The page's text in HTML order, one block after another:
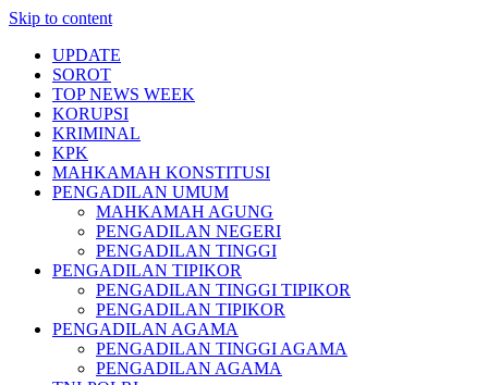
Skip to content
UPDATE
SOROT
TOP NEWS WEEK
KORUPSI
KRIMINAL
KPK
MAHKAMAH KONSTITUSI
PENGADILAN UMUM
MAHKAMAH AGUNG
PENGADILAN NEGERI
PENGADILAN TINGGI
PENGADILAN TIPIKOR
PENGADILAN TINGGI TIPIKOR
PENGADILAN TIPIKOR
PENGADILAN AGAMA
PENGADILAN TINGGI AGAMA
PENGADILAN AGAMA